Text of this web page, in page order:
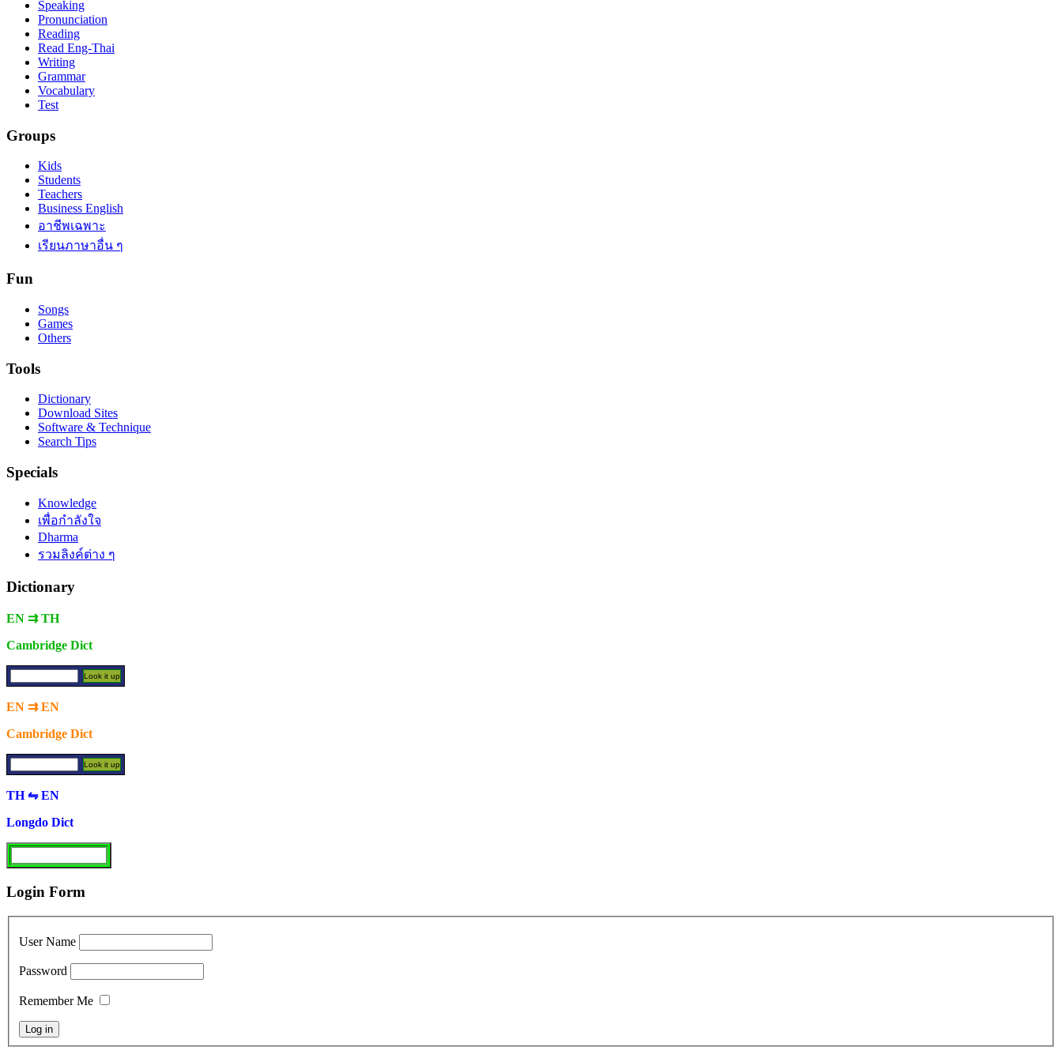
Speaking
Pronunciation
Reading
Read Eng-Thai
Writing
Grammar
Vocabulary
Test
Groups
Kids
Students
Teachers
Business English
อาชีพเฉพาะ
เรียนภาษาอื่น ๆ
Fun
Songs
Games
Others
Tools
Dictionary
Download Sites
Software & Technique
Search Tips
Specials
Knowledge
เพื่อกำลังใจ
Dharma
รวมลิงค์ต่าง ๆ
Dictionary
EN ⇉ TH
Cambridge Dict
EN ⇉ EN
Cambridge Dict
TH ⇋ EN
Longdo Dict
Login Form
User Name
Password
Remember Me